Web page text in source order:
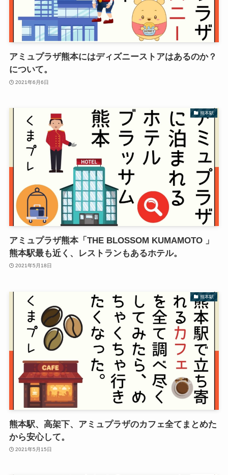
アミュプラザ熊本にはディズニーストアはあるのか？
について。
2021年6月6日
熊本駅
アミュプラザ熊本「THE BLOSSOM KUMAMOTO 」
熊本駅最も近く、レストランもあるホテル。
2021年5月18日
熊本駅
熊本駅、高架下、アミュプラザのカフェ全てまとめた
から安心して。
2021年5月15日